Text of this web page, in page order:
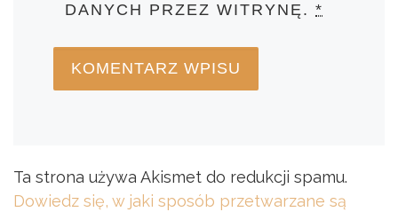
DANYCH PRZEZ WITRYNĘ.*
Ta strona używa Akismet do redukcji spamu.
Dowiedz się, w jaki sposób przetwarzane są